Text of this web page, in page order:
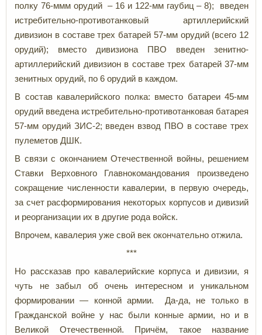
полку 76-ммм орудий – 16 и 122-мм гаубиц – 8); введен
истребительно-противотанковый артиллерийский
дивизион в составе трех батарей 57-мм орудий (всего 12
орудий); вместо дивизиона ПВО введен зенитно-
артиллерийский дивизион в составе трех батарей 37-мм
зенитных орудий, по 6 орудий в каждом.
В состав кавалерийского полка: вместо батареи 45-мм
орудий введена истребительно-противотанковая батарея
57-мм орудий ЗИС-2; введен взвод ПВО в составе трех
пулеметов ДШК.
В связи с окончанием Отечественной войны, решением
Ставки Верховного Главнокомандования произведено
сокращение численности кавалерии, в первую очередь,
за счет расформирования некоторых корпусов и дивизий
и реорганизации их в другие рода войск.
Впрочем, кавалерия уже свой век окончательно отжила.
***
Но рассказав про кавалерийские корпуса и дивизии, я
чуть не забыл об очень интересном и уникальном
формировании — конной армии. Да-да, не только в
Гражданской войне у нас были конные армии, но и в
Великой Отечественной. Причём, такое название